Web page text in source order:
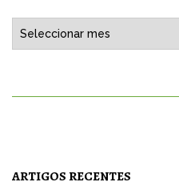
ARTIGOS RECENTES